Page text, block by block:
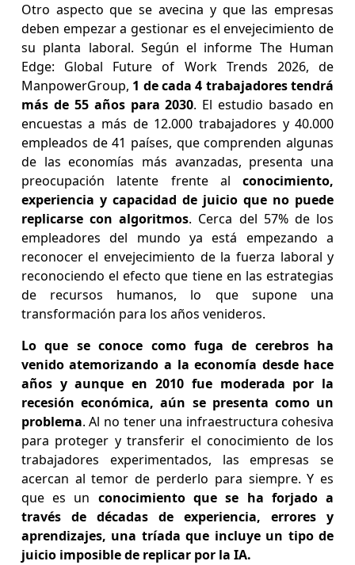
Otro aspecto que se avecina y que las empresas
deben empezar a gestionar es el envejecimiento de
su planta laboral. Según el informe The Human
Edge: Global Future of Work Trends 2026, de
ManpowerGroup, 1 de cada 4 trabajadores tendrá
más de 55 años para 2030. El estudio basado en
encuestas a más de 12.000 trabajadores y 40.000
empleados de 41 países, que comprenden algunas
de las economías más avanzadas, presenta una
preocupación latente frente alconocimiento,
experiencia y capacidad de juicio que no puede
replicarse con algoritmos. Cerca del 57% de los
empleadores del mundo ya está empezando a
reconocer el envejecimiento de la fuerza laboral y
reconociendo el efecto que tiene en las estrategias
de recursos humanos, lo que supone una
transformación para los años venideros.
Lo que se conoce como fuga de cerebros ha
venido atemorizando a la economía desde hace
años y aunque en 2010 fue moderada por la
recesión económica, aún se presenta como un
problema. Al no tener una infraestructura cohesiva
para proteger y transferir el conocimiento de los
trabajadores experimentados, las empresas se
acercan al temor de perderlo para siempre. Y es
que es un conocimiento que se ha forjado a
través de décadas de experiencia, errores y
aprendizajes, una tríada que incluye un tipo de
juicio imposible de replicar por la IA.